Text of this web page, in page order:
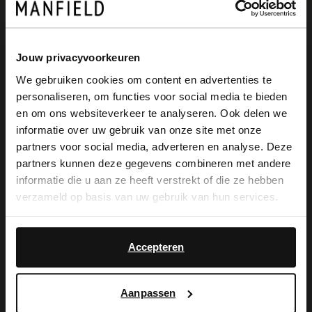
Jouw privacyvoorkeuren
We gebruiken cookies om content en advertenties te
personaliseren, om functies voor social media te bieden
en om ons websiteverkeer te analyseren. Ook delen we
informatie over uw gebruik van onze site met onze
partners voor social media, adverteren en analyse. Deze
partners kunnen deze gegevens combineren met andere
informatie die u aan ze heeft verstrekt of die ze hebben
verzameld op basis van uw gebruik van hun services.
Accepteren
Aanpassen
Goldfarbene Slingbacks in Flecht-Optik
der Marke Manfield. Die Slipper haben
ein Knöchelriemchen mit Schnalle, eine
spitze Kappe und einen 1 cm hohen
Absatz. Als Schuhpflege empfehlen wir
das Carbon Pro-Spray von Collonil.
Produktdetails
×
View this website in English?
It looks like your language isn't Dutch. Would
you like to switch to English?
English